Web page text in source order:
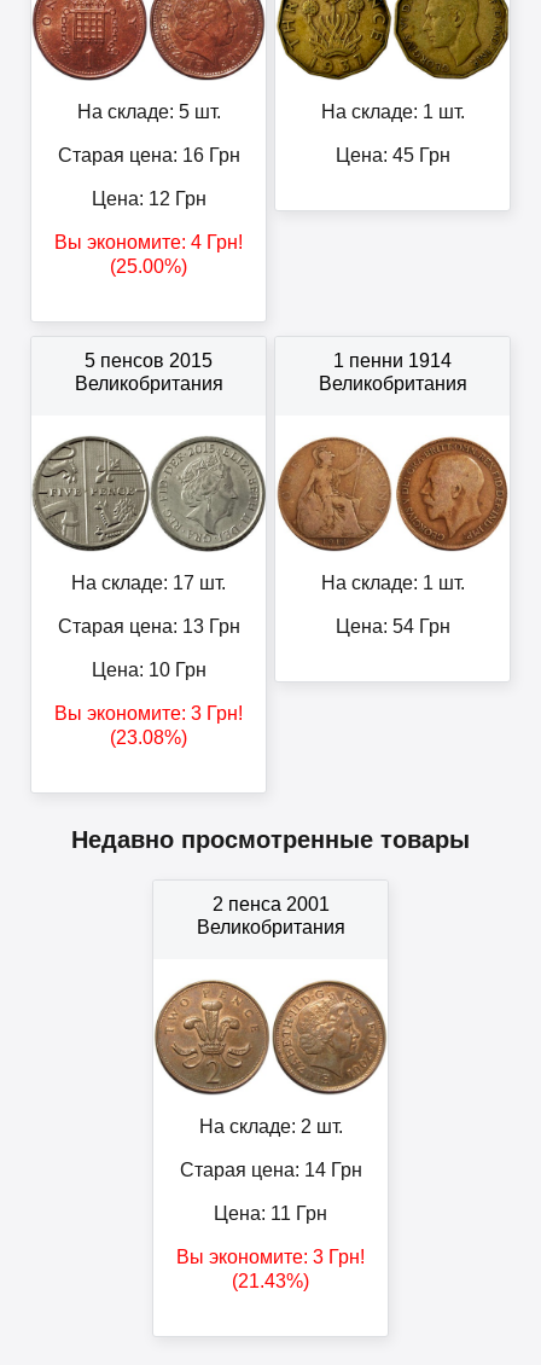
На складе: 5 шт.
Старая цена: 16Грн
Цена: 12 Грн
Вы экономите: 4 Грн!
(25.00%)
На складе: 1 шт.
Цена: 45Грн
5 пенсов 2015
Великобритания
На складе: 17 шт.
Старая цена: 13Грн
Цена: 10Грн
Вы экономите: 3 Грн!
(23.08%)
1 пенни 1914
Великобритания
На складе: 1 шт.
Цена: 54Грн
Недавно просмотренные товары
2 пенса 2001
Великобритания
На складе: 2 шт.
Старая цена: 14Грн
Цена: 11 Грн
Вы экономите: 3 Грн!
(21.43%)